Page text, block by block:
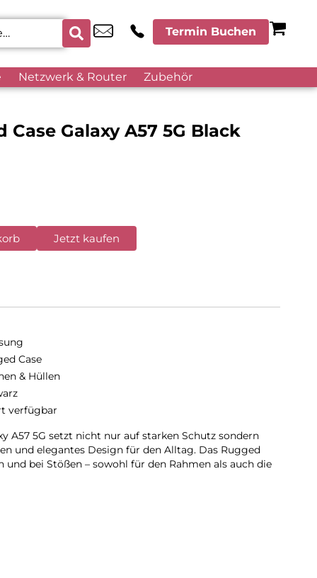
Termin Buchen
Netzwerk & Router Zubehör
Case Galaxy A57 5G Black
Jetzt kaufen
Case
& Hüllen
verfügbar
A57 5G setzt nicht nur auf starken Schutz sondern
und elegantes Design für den Alltag. Das Rugged
und bei Stößen – sowohl für den Rahmen als auch die